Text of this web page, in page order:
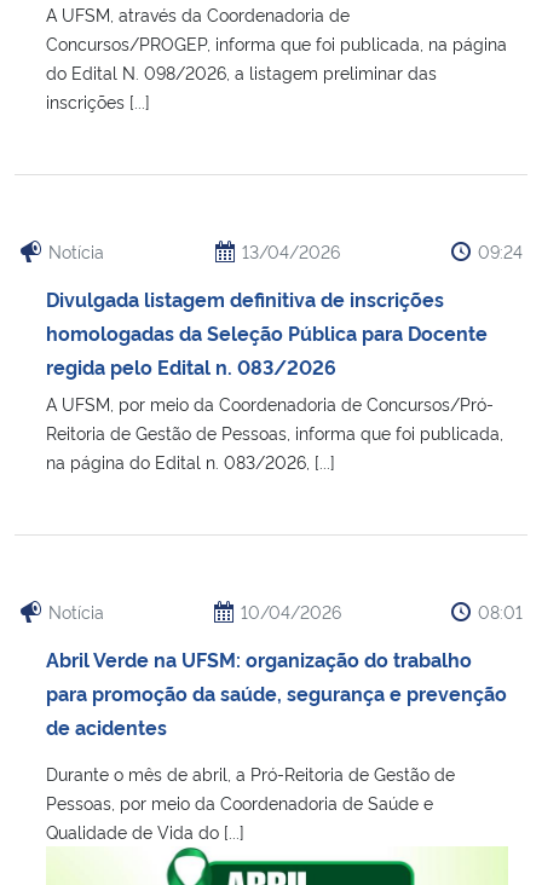
A UFSM, através da Coordenadoria de
Concursos/PROGEP, informa que foi publicada, na página
do Edital N. 098/2026, a listagem preliminar das
inscrições [...]
Notícia 13/04/2026 09:24
Divulgada listagem definitiva de inscrições
homologadas da Seleção Pública para Docente
regida pelo Edital n. 083/2026
A UFSM, por meio da Coordenadoria de Concursos/Pró-
Reitoria de Gestão de Pessoas, informa que foi publicada,
na página do Edital n. 083/2026, [...]
Notícia 10/04/2026 08:01
Abril Verde na UFSM: organização do trabalho
para promoção da saúde, segurança e prevenção
de acidentes
Durante o mês de abril, a Pró-Reitoria de Gestão de
Pessoas, por meio da Coordenadoria de Saúde e
Qualidade de Vida do [...]